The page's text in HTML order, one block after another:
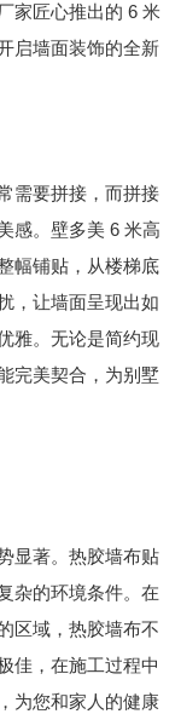
家匠心推出的 6 米
启墙面装饰的全新
需要拼接，而拼接
感。壁多美 6 米高
幅铺贴，从楼梯底
，让墙面呈现出如
雅。无论是简约现
完美契合，为别墅
显著。热胶墙布贴
杂的环境条件。在
区域，热胶墙布不
佳，在施工过程中
为您和家人的健康